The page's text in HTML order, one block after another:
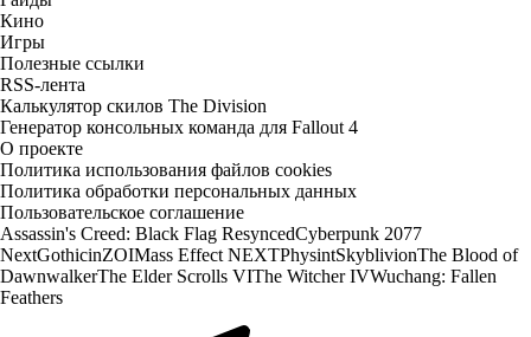
Кино
Игры
Полезные ссылки
RSS-лента
Калькулятор скилов The Division
Генератор консольных команда для Fallout 4
О проекте
Политика использования файлов cookies
Политика обработки персональных данных
Пользовательское соглашение
Assassin's Creed: Black Flag ResyncedCyberpunk 2077
NextGothicinZOIMass Effect NEXTPhysintSkyblivionThe Blood of
DawnwalkerThe Elder Scrolls VIThe Witcher IVWuchang: Fallen
Feathers